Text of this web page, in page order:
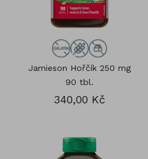
Jamieson Hořčík 250 mg
90 tbl.
340,00 Kč